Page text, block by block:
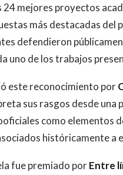
mejores proyectos
más destacadas del
defendieron
uno de los trabajos
este reconocimiento por
sus rasgos desde una
como elementos
históricamente a
fue premiado porEntre